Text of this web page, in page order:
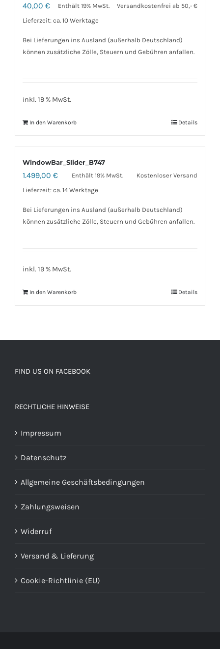
40,00 € Enthält 19% MwSt.
Versandkostenfrei ab 50,- €
Lieferzeit: ca. 10 Werktage
Bei Lieferungen ins Ausland (außerhalb Deutschland)
können zusätzliche Zölle, Steuern und Gebühren anfallen.
inkl. 19 % MwSt.
In den Warenkorb Details
WindowBar_Slider_B747
1.499,00 € Enthält 19% MwSt.
Kostenloser Versand
Lieferzeit: ca. 14 Werktage
Bei Lieferungen ins Ausland (außerhalb Deutschland)
können zusätzliche Zölle, Steuern und Gebühren anfallen.
inkl. 19 % MwSt.
In den Warenkorb Details
FIND US ON FACEBOOK
RECHTLICHE HINWEISE
Impressum
Datenschutz
Allgemeine Geschäftsbedingungen
Zahlungsweisen
Widerruf
Versand & Lieferung
Cookie-Richtlinie (EU)